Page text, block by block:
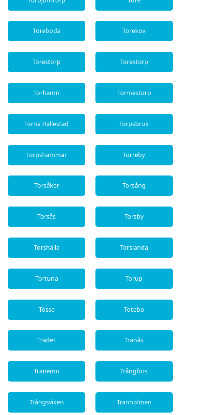
Töreboda Torekov
Törestorp Torestorp
Torhamn Tormestorp
Torna Hällestad Torpsbruk
Torpshammar Torreby
Torsåker Torsång
Torsås Torsby
Torshälla Torslanda
Tortuna Torup
Tösse Totebo
Trädet Tranås
Tranemo Trångfors
Trångsviken Tranholmen